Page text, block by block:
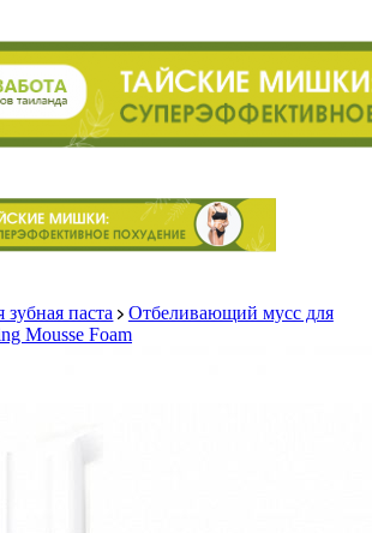
зубная паста
Отбеливающий мусс для
Mousse Foam